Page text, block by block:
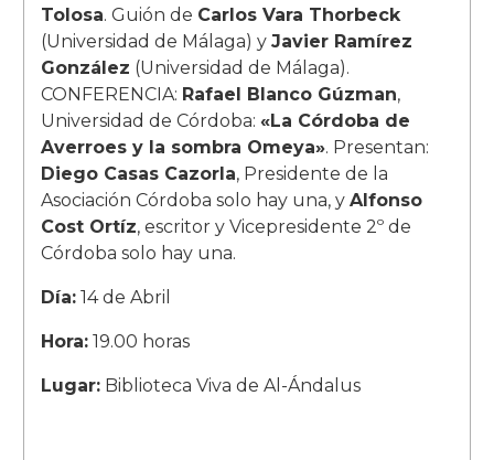
Tolosa. Guión de Carlos Vara Thorbeck
(Universidad de Málaga) y Javier Ramírez
González (Universidad de Málaga).
CONFERENCIA: Rafael Blanco Gúzman,
Universidad de Córdoba: «La Córdoba de
Averroes y la sombra Omeya». Presentan:
Diego Casas Cazorla, Presidente de la
Asociación Córdoba solo hay una, y Alfonso
Cost Ortíz, escritor y Vicepresidente 2º de
Córdoba solo hay una.
Día:14 de Abril
Hora:19.00 horas
Lugar:Biblioteca Viva de Al-Ándalus